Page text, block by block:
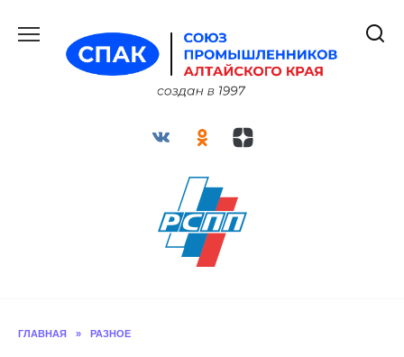
содержанию
ГЛАВНАЯ » РАЗНОЕ